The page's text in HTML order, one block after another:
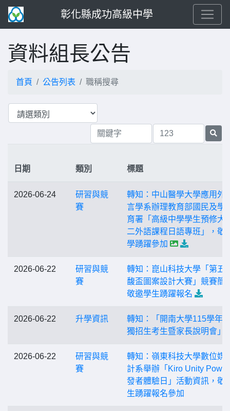
彰化縣成功高級中學
資料組長公告
首頁 公告列表 職稱搜尋
日期 類別 標題
2026-06-24
研習與競
賽
轉知：中山醫學大學應用外
言學系辦理教育部國民及學
育署「高級中學學生預修大
二外語課程日語專班」，敬
學踴躍參加
2026-06-22
研習與競
賽
轉知：崑山科技大學「第五
馥盃圖案設計大賽」競賽簡
敬邀學生踴躍報名
2026-06-22 升學資訊
轉知：「開南大學115學年
獨招生考生暨家長說明會」
2026-06-22
研習與競
賽
轉知：嶺東科技大學數位媒
計系舉辦「Kiro Unity
發者體驗日」活動資訊，敬
生踴躍報名參加